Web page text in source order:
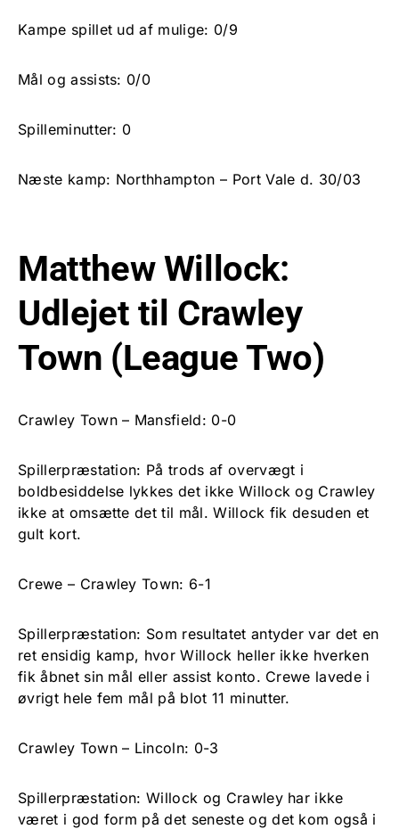
Kampe spillet ud af mulige: 0/9
Mål og assists: 0/0
Spilleminutter: 0
Næste kamp: Northhampton – Port Vale d. 30/03
Matthew Willock:
Udlejet til Crawley
Town (League Two)
Crawley Town – Mansfield: 0-0
Spillerpræstation: På trods af overvægt i
boldbesiddelse lykkes det ikke Willock og Crawley
ikke at omsætte det til mål. Willock fik desuden et
gult kort.
Crewe – Crawley Town: 6-1
Spillerpræstation: Som resultatet antyder var det en
ret ensidig kamp, hvor Willock heller ikke hverken
fik åbnet sin mål eller assist konto. Crewe lavede i
øvrigt hele fem mål på blot 11 minutter.
Crawley Town – Lincoln: 0-3
Spillerpræstation: Willock og Crawley har ikke
været i god form på det seneste og det kom også i